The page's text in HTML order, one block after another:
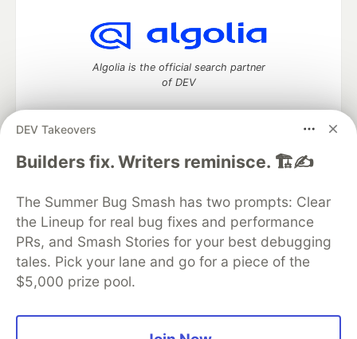
DEV Takeovers
Builders fix. Writers reminisce. 🏗️✍️
The Summer Bug Smash has two prompts: Clear
the Lineup for real bug fixes and performance
PRs, and Smash Stories for your best debugging
tales. Pick your lane and go for a piece of the
$5,000 prize pool.
Algolia is the official search partner
of DEV
DEV Community— A space to discuss and keep up software
DEV Education Tracks
DEV Help
Advertise on DEV
Organization Accounts
DEV Showcase About
Contact
Free Postgres Database
DEV Shop
MLH
Code of Conduct
Privacy Policy
Terms of Use
Built on Forem — the
and other inclusive communities.